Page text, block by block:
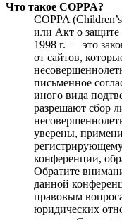
Что такое COPPA?
COPPA
или Акт о защите
1998 г. — это
от сайтов,
письменное
иного вида
разрешают сбор
уверены,
конференции,
Обратите
данной
правовым
юридических